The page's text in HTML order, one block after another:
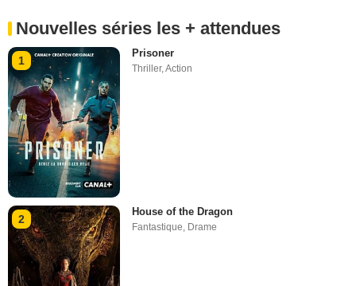
Nouvelles séries les + attendues
1
Prisoner
Thriller,Action
2
House of the Dragon
Fantastique Drame